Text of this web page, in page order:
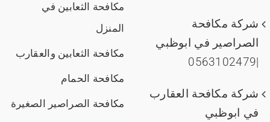
شركة مكافحة
الصراصير في ابوظبي
|0563102479
شركة مكافحة العقارب
في ابوظبي
مكافحة الثعابين في
المنزل
مكافحة الثعابين والعقارب
مكافحة الحمام
مكافحة الصراصير الصغيرة